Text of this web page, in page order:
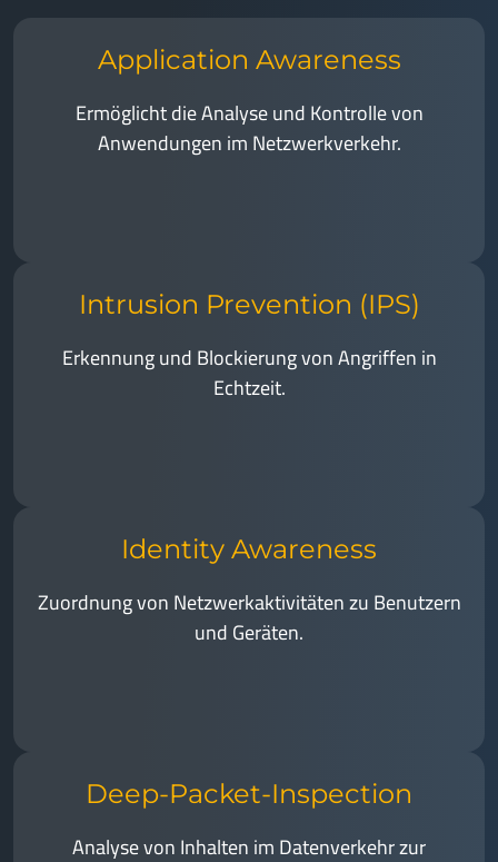
Application Awareness
Ermöglicht die Analyse und Kontrolle von
Anwendungen im Netzwerkverkehr.
Intrusion Prevention (IPS)
Erkennung und Blockierung von Angriffen in
Echtzeit.
Identity Awareness
Zuordnung von Netzwerkaktivitäten zu Benutzern
und Geräten.
Deep-Packet-Inspection
Analyse von Inhalten im Datenverkehr zur